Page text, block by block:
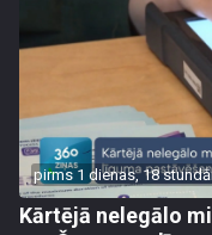
pirms 1 dienas, 18
Kārtējā nelegālo